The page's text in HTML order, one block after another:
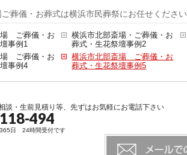
葬儀・お葬式は横浜市民葬祭にお任せください
場 ご葬儀・お
事例1
横浜市北部斎場・ご葬儀・お
葬式・生花祭壇事例2
場 ご葬儀・お
事例4
横浜市北部斎場 ご葬儀・お
葬式・生花祭壇事例5
談・生前見積り等、先ずはお気軽にお電話下さい
494
日 24時間受付です